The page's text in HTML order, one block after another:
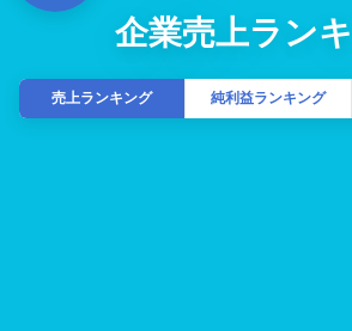
企業売上ラン
売上ランキング 純利益ランキング